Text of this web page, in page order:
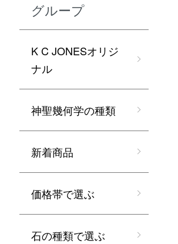
グループ
K C JONESオリジ
ナル
神聖幾何学の種類
新着商品
価格帯で選ぶ
石の種類で選ぶ